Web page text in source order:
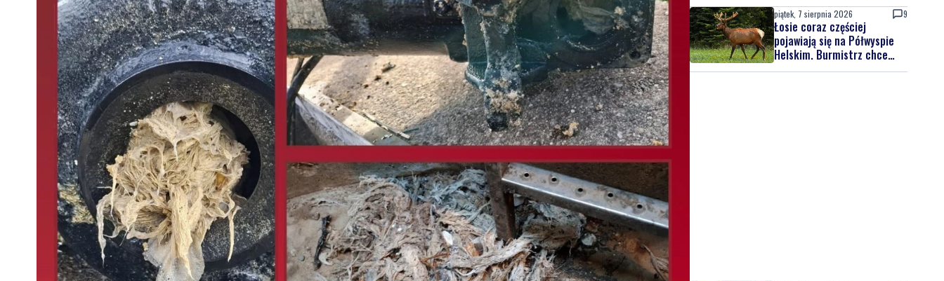
piątek, 7 sierpnia 2026 9
Łosie coraz częściej
pojawiają się na Półwyspie
Helskim. Burmistrz chce
nowych znaków drogowych